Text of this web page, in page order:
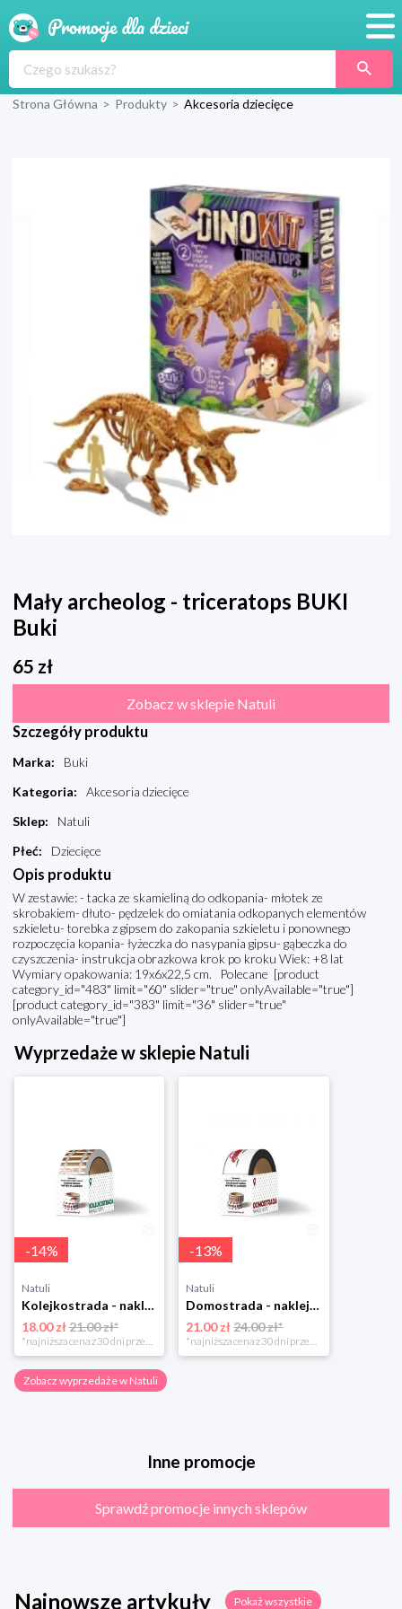
Produkty
Blog
Wyprawka
Strona Główna > Produkty > Akcesoria dziecięce
Mały archeolog - triceratops BUKI
Buki
65 zł
Zobacz w sklepie Natuli
Szczegóły produktu
Marka:
Buki
Kategoria:
Akcesoria dziecięce
Sklep:
Natuli
Płeć: Dziecięce
Opis produktu
W zestawie: - tacka ze skamieliną do odkopania- młotek ze
skrobakiem- dłuto- pędzelek do omiatania odkopanych elementów
szkieletu- torebka z gipsem do zakopania szkieletu i ponownego
rozpoczęcia kopania- łyżeczka do nasypania gipsu- gąbeczka do
czyszczenia- instrukcja obrazkowa krok po kroku Wiek: +8 lat
Wymiary opakowania: 19x6x22,5 cm. Polecane [product
category_id="483" limit="60" slider="true" onlyAvailable="true"]
[product category_id="383" limit="36" slider="true"
onlyAvailable="true"]
Wyprzedaże w sklepie Natuli
-14%
Natuli
Kolejkostrada - naklejaj tory Zuzutoys
18.00 zł21.00 zł*
*najniższa cena z 30 dni przed obniżką
-13%
Natuli
Domostrada - naklejaj ulice Zuzutoys
21.00 zł 24.00 zł*
*najniższa cena z 30 dni przed obniżką
Zobacz wyprzedaże w Natuli
Inne promocje
Sprawdź promocje innych sklepów
Najnowsze artykuły Pokaż wszystkie